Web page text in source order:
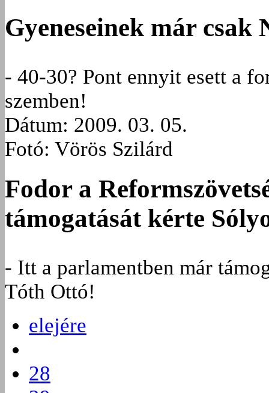
Gyeneseinek már
- 40-30? Pont ennyit esett a
szemben!
Dátum: 2009. 03. 05.
Fotó: Vörös Szilárd
Fodor a
támogatását kérte
- Itt a parlamentben már
Tóth Ottó!
elejére
28